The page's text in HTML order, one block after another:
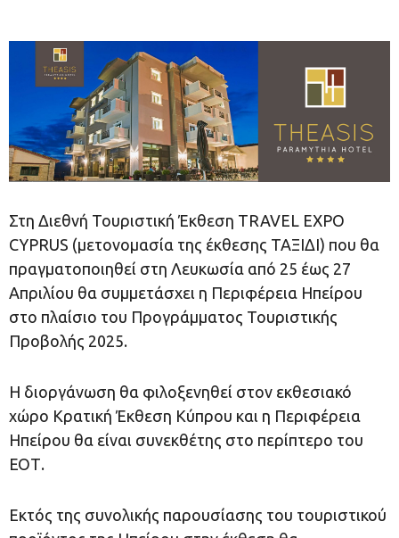
Στη Διεθνή Τουριστική Έκθεση TRAVEL EXPO
CYPRUS (μετονομασία της έκθεσης ΤΑΞΙΔΙ) που θα
πραγματοποιηθεί στη Λευκωσία από 25 έως 27
Απριλίου θα συμμετάσχει η Περιφέρεια Ηπείρου
στο πλαίσιο του Προγράμματος Τουριστικής
Προβολής 2025.
Η διοργάνωση θα φιλοξενηθεί στον εκθεσιακό
χώρο Κρατική Έκθεση Κύπρου και η Περιφέρεια
Ηπείρου θα είναι συνεκθέτης στο περίπτερο του
ΕΟΤ.
Εκτός της συνολικής παρουσίασης του τουριστικού